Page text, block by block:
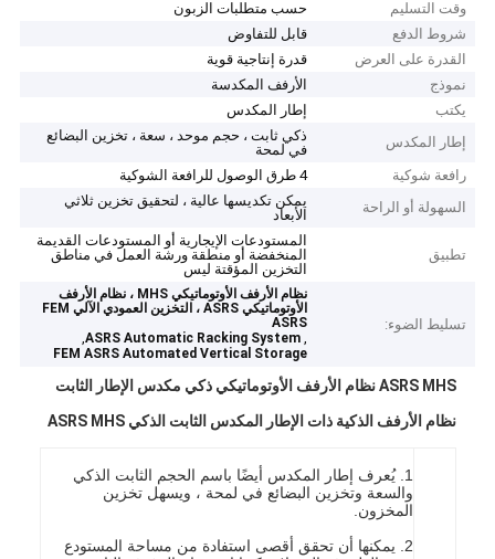
وقت التسليم
حسب متطلبات الزبون
شروط الدفع
قابل للتفاوض
القدرة على العرض
قدرة إنتاجية قوية
نموذج
الأرفف المكدسة
يكتب
إطار المكدس
إطار المكدس
ذكي ثابت ، حجم موحد ، سعة ، تخزين البضائع
في لمحة
رافعة شوكية
4 طرق الوصول للرافعة الشوكية
السهولة أو الراحة
يمكن تكديسها عالية ، لتحقيق تخزين ثلاثي
الأبعاد
تطبيق
المستودعات الإيجارية أو المستودعات القديمة
المنخفضة أو منطقة ورشة العمل في مناطق
التخزين المؤقتة ليس
تسليط الضوء:
نظام الأرفف الأوتوماتيكي MHS ، نظام الأرفف
الأوتوماتيكي ASRS ، التخزين العمودي الآلي FEM
ASRS
,
ASRS Automatic Racking System
,
FEM ASRS Automated Vertical Storage
ASRS MHS نظام الأرفف الأوتوماتيكي ذكي مكدس الإطار الثابت
نظام الأرفف الذكية ذات الإطار المكدس الثابت الذكي ASRS MHS
1. يُعرف إطار المكدس أيضًا باسم الحجم الثابت الذكي
والسعة وتخزين البضائع في لمحة ، ويسهل تخزين
المخزون.
2. يمكنها أن تحقق أقصى استفادة من مساحة المستودع